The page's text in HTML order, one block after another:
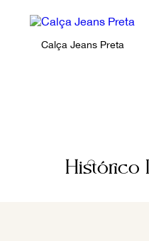
Calça Jeans Preta
Histórico